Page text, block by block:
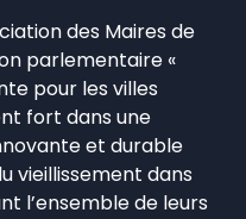
des Maires de
parlementaire «
pour les villes
fort dans une
et durable
vieillissement dans
l’ensemble de leurs